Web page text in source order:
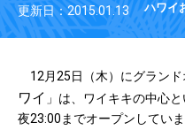
更新日：2015.01.13 ハワイ
12月25日（木）にグランド
ワイ 」は、ワイキキの中心
夜23:00までオープンしてい